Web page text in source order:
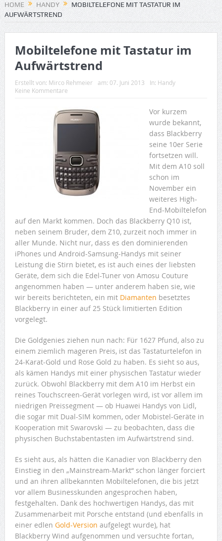
HOME HANDY
MOBILTELEFONE MIT TASTATUR IM
AUFWÄRTSTREND
Mobiltelefone mit Tastatur im
Aufwärtstrend
Erstellt von: Mirco Rehmeier am: 07. Juni 2013 In: Handy
Keine Kommentare
Vor kurzem
wurde bekannt,
dass Blackberry
seine 10er Serie
fortsetzen will.
Mit dem A10 soll
schon im
November ein
weiteres High-
End-Mobiltelefon
auf den Markt kommen. Doch das Blackberry Q10 ist,
neben seinem Bruder, dem Z10, zurzeit noch immer in
aller Munde. Nicht nur, dass es den dominierenden
iPhones und Android-Samsung-Handys mit seiner
Leistung die Stirn bietet, es ist auch eines der liebsten
Geräte, dem sich die Edel-Tuner von Amosu Couture
angenommen haben — unter anderem haben sie, wie
wir bereits berichteten, ein mit Diamanten besetztes
Blackberry in einer auf 25 Stück limitierten Edition
vorgelegt.
Die Goldgenies ziehen nun nach: Für 1627 Pfund, also zu
einem ziemlich mageren Preis, ist das Tastaturtelefon in
24-Karat-Gold und Rose Gold zu haben. Es sieht so aus,
als kämen Handys mit einer physischen Tastatur wieder
zurück. Obwohl Blackberry mit dem A10 im Herbst ein
reines Touchscreen-Gerät vorlegen wird, ist vor allem im
niedrigen Preissegment — ob Huawei Handys von Lidl,
die sogar mit Dual-SIM kommen, oder Mobistel-Geräte in
Kooperation mit Swarovski — zu beobachten, dass die
physischen Buchstabentasten im Aufwärtstrend sind.
Es sieht aus, als hätten die Kanadier von Blackberry den
Einstieg in den „Mainstream-Markt“ schon länger forciert
und an ihren allbekannten Mobiltelefonen, die bis jetzt
vor allem Businesskunden angesprochen haben,
festgehalten. Dank des hochwertigen Handys, das mit
Zusammenarbeit mit Porsche entstand (und ebenfalls in
einer edlen Gold-Version aufgelegt wurde), hat
Blackberry Wind aufgenommen und versuchte fortan,